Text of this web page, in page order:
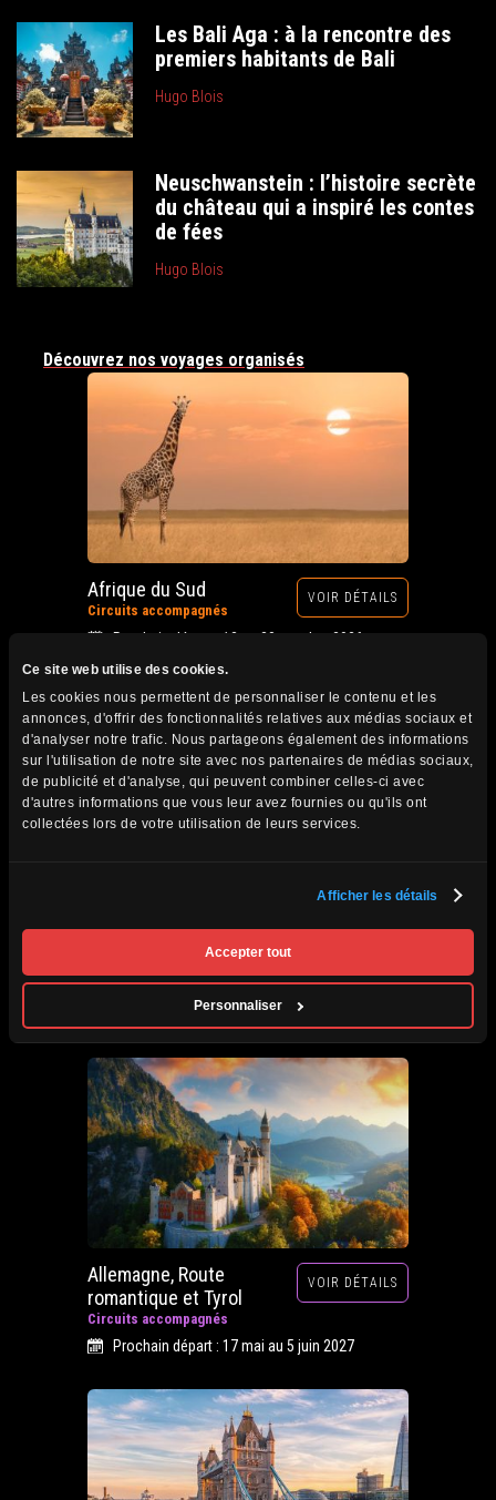
Ce site web utilise des cookies.
Les cookies nous permettent de personnaliser le contenu et les
annonces, d'offrir des fonctionnalités relatives aux médias sociaux et
d'analyser notre trafic. Nous partageons également des informations
sur l'utilisation de notre site avec nos partenaires de médias sociaux,
de publicité et d'analyse, qui peuvent combiner celles-ci avec
d'autres informations que vous leur avez fournies ou qu'ils ont
collectées lors de votre utilisation de leurs services.
Afficher les détails
Accepter tout
Personnaliser
Les Bali Aga : à la rencontre des
premiers habitants de Bali
Hugo Blois
Neuschwanstein : l’histoire secrète
du château qui a inspiré les contes
de fées
Hugo Blois
Découvrez nos voyages organisés
Afrique du Sud
Circuits accompagnés
VOIR DÉTAILS
Prochain départ : 12 au 28 octobre 2026
Allemagne, Route
romantique et Tyrol
Circuits accompagnés
VOIR DÉTAILS
Prochain départ : 17 mai au 5 juin 2027